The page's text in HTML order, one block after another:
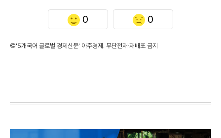
0 0
©'5개국어 글로벌 경제신문' 아주경제. 무단전재·재배포 금지